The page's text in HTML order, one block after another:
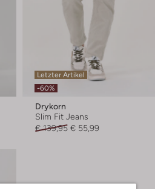
Letzter Artikel
-60%
Drykorn
Slim Fit Jeans
€ 139,95 € 55,99